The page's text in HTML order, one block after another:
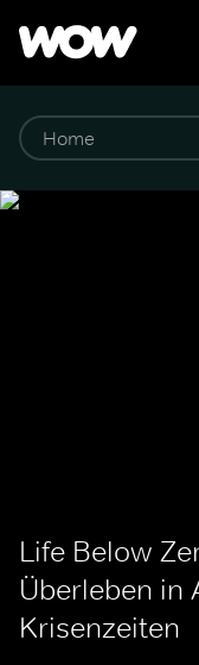
Life Below
Überleben in
Krisenzeiten